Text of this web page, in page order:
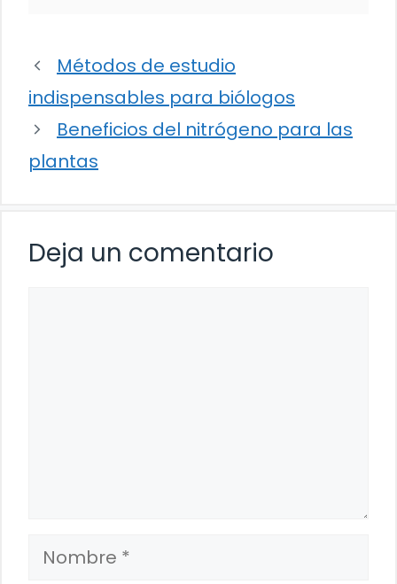
Métodos de estudio
indispensables para biólogos
Beneficios del nitrógeno para las
plantas
Deja un comentario
Nombre